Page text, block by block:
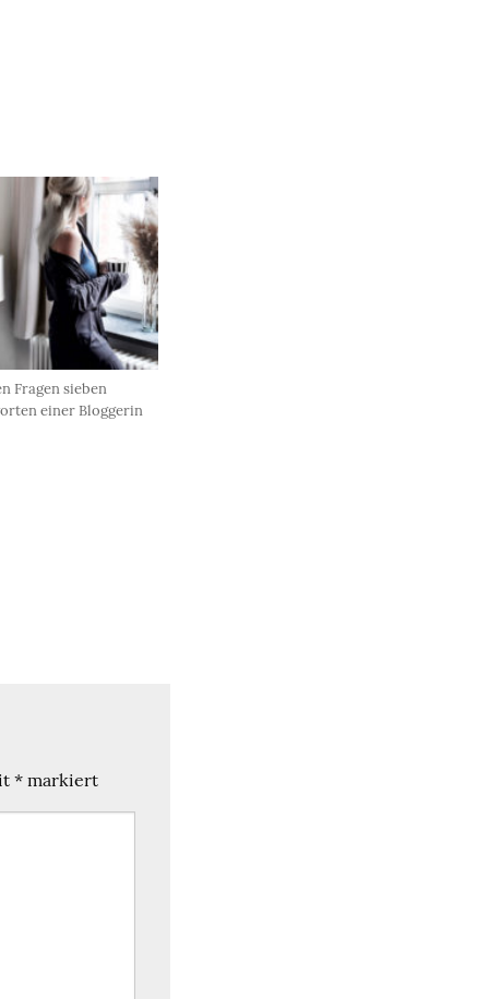
Fragen sieben
einer Bloggerin
* markiert